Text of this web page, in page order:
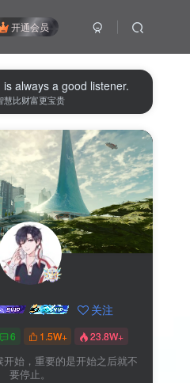
开通会员
always a good listener.
慧比财富更宝贵
关注
6 1.5W+ 23.8W+
始，重要的是开始之后就不
要停止。